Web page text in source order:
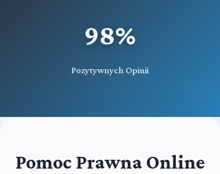
98%
Pozytywnych Opinii
Pomoc Prawna Online